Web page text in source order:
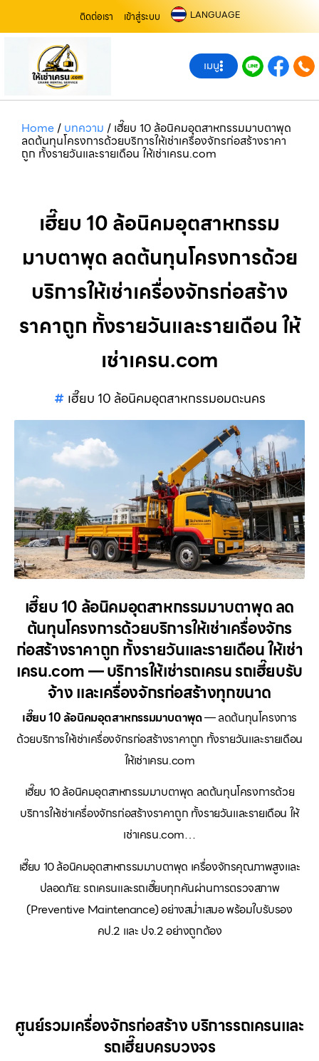
ติดต่อเรา เข้าสู่ระบบ LANGUAGE
เมนู
Home/ บทความ / เฮี๊ยบ 10 ล้อนิคมอุตสาหกรรมมาบตาพุด
ลดต้นทุนโครงการด้วยบริการให้เช่าเครื่องจักรก่อสร้างราคา
ถูก ทั้งรายวันและรายเดือน ให้เช่าเครน.com
เฮี๊ยบ 10 ล้อนิคมอุตสาหกรรม
มาบตาพุด ลดต้นทุนโครงการด้วย
บริการให้เช่าเครื่องจักรก่อสร้าง
ราคาถูก ทั้งรายวันและรายเดือน ให้
เช่าเครน.com
เฮี๊ยบ 10 ล้อนิคมอุตสาหกรรมอมตะนคร
เฮี๊ยบ 10 ล้อนิคมอุตสาหกรรมมาบตาพุด ลด
ต้นทุนโครงการด้วยบริการให้เช่าเครื่องจักร
ก่อสร้างราคาถูก ทั้งรายวันและรายเดือน ให้เช่า
เครน.com — บริการให้เช่ารถเครน รถเฮี๊ยบรับ
จ้าง และเครื่องจักรก่อสร้างทุกขนาด
เฮี๊ยบ 10 ล้อนิคมอุตสาหกรรมมาบตาพุด— ลดต้นทุนโครงการ
ด้วยบริการให้เช่าเครื่องจักรก่อสร้างราคาถูก ทั้งรายวันและรายเดือน
ให้เช่าเครน.com
เฮี๊ยบ 10 ล้อนิคมอุตสาหกรรมมาบตาพุด ลดต้นทุนโครงการด้วย
บริการให้เช่าเครื่องจักรก่อสร้างราคาถูก ทั้งรายวันและรายเดือน ให้
เช่าเครน.com…
เฮี๊ยบ 10 ล้อนิคมอุตสาหกรรมมาบตาพุด เครื่องจักรคุณภาพสูงและ
ปลอดภัย: รถเครนและรถเฮี๊ยบทุกคันผ่านการตรวจสภาพ
(Preventive Maintenance) อย่างสม่ำเสมอ พร้อมใบรับรอง
คป.2 และ ปจ.2 อย่างถูกต้อง
ศูนย์รวมเครื่องจักรก่อสร้าง บริการรถเครนและ
รถเฮี๊ยบครบวงจร